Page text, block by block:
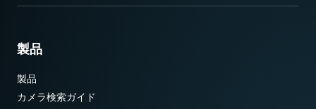
製品
製品
カメラ検索ガイド